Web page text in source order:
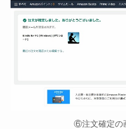
⑥注文確定の